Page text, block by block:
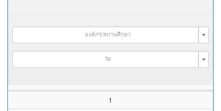
องค์กร/สถานศึกษา
วัด
1